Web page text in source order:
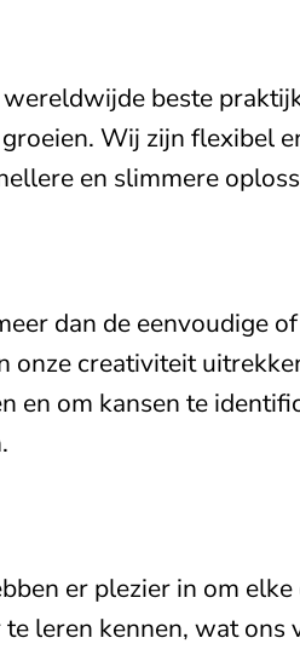
beste
Wij zijn flexibel
en slimmere
dan de eenvoudige of
creativiteit
en om kansen te
er plezier in om elke
leren kennen, wat ons